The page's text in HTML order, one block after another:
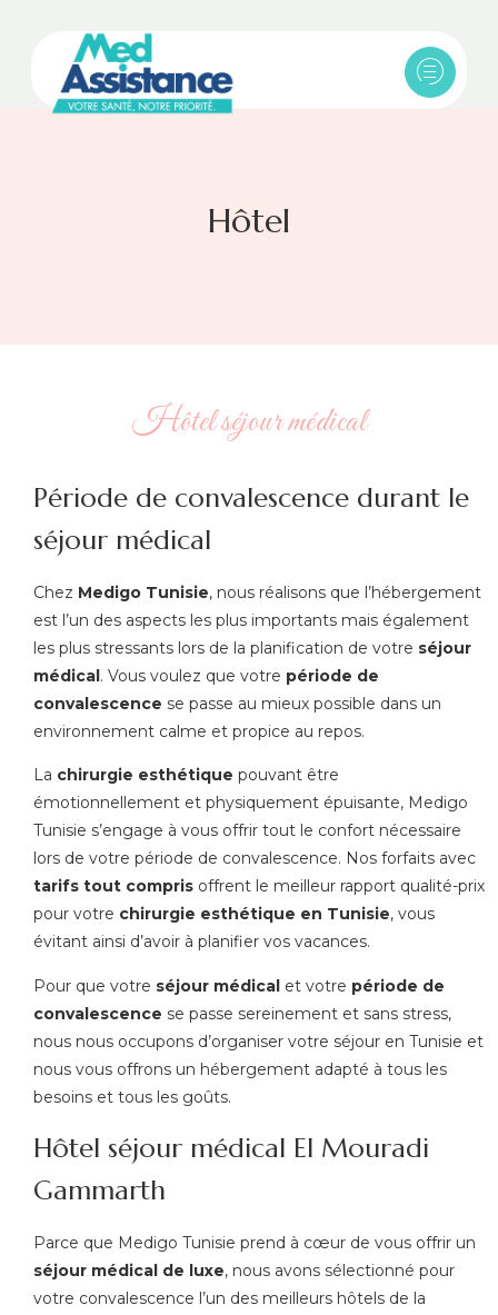
Hôtel
Hôtel séjour médical
Période de convalescence durant le
séjour médical
Chez Medigo Tunisie, nous réalisons que l’hébergement
est l’un des aspects les plus importants mais également
les plus stressants lors de la planification de votre séjour
médical. Vous voulez que votre période de
convalescence se passe au mieux possible dans un
environnement calme et propice au repos.
La chirurgie esthétique pouvant être
émotionnellement et physiquement épuisante, Medigo
Tunisie s’engage à vous offrir tout le confort nécessaire
lors de votre période de convalescence. Nos forfaits avec
tarifs tout compris offrent le meilleur rapport qualité-prix
pour votre chirurgie esthétique en Tunisie, vous
évitant ainsi d’avoir à planifier vos vacances.
Pour que votre séjour médical et votre période de
convalescence se passe sereinement et sans stress,
nous nous occupons d’organiser votre séjour en Tunisie et
nous vous offrons un hébergement adapté à tous les
besoins et tous les goûts.
Hôtel séjour médical El Mouradi
Gammarth
Parce que Medigo Tunisie prend à cœur de vous offrir un
séjour médical de luxe, nous avons sélectionné pour
votre convalescence l’un des meilleurs hôtels de la